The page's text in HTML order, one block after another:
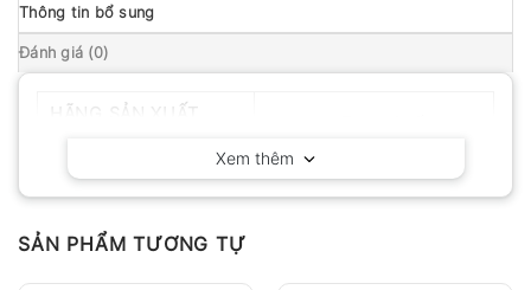
Thông tin bổ sung
Đánh giá (0)
Xem thêm
SẢN PHẨM TƯƠNG TỰ